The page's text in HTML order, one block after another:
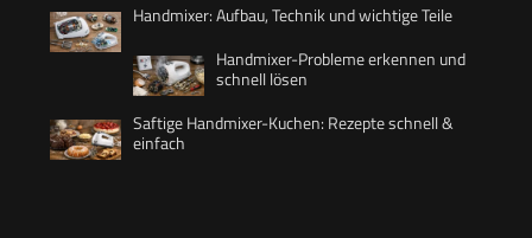
Handmixer: Aufbau, Technik und wichtige Teile
Handmixer-Probleme erkennen und
schnell lösen
Saftige Handmixer-Kuchen: Rezepte schnell &
einfach